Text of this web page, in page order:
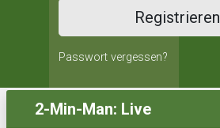
Registrieren
Passwort vergessen?
2-Min-Man: Live